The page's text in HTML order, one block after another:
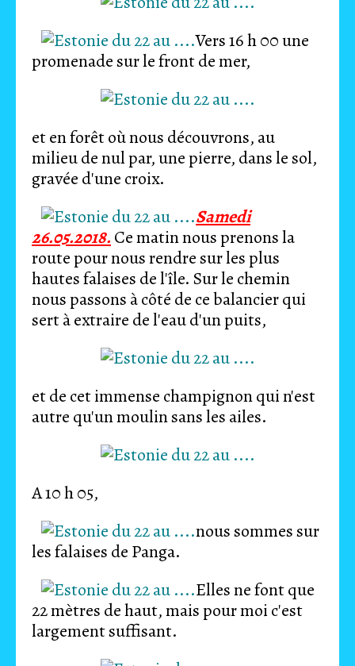
Vers 16 h 00 une
promenade sur le front de mer,
et en forêt où nous découvrons, au
milieu de nul par, une pierre, dans le sol,
gravée d'une croix.
Samedi
26.05.2018. Ce matin nous prenons la
route pour nous rendre sur les plus
hautes falaises de l'île. Sur le chemin
nous passons à côté de ce balancier qui
sert à extraire de l'eau d'un puits,
et de cet immense champignon qui n'est
autre qu'un moulin sans les ailes.
A 10 h 05,
nous sommes sur
les falaises de Panga.
Elles ne font que
22 mètres de haut, mais pour moi c'est
largement suffisant.